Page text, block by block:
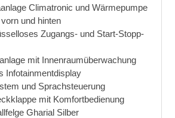
Climatronic und Wärmepumpe
und hinten
Zugangs- und Start-Stopp-
mit Innenraumüberwachung
Infotainmentdisplay
und Sprachsteuerung
mit Komfortbedienung
Gharial Silber